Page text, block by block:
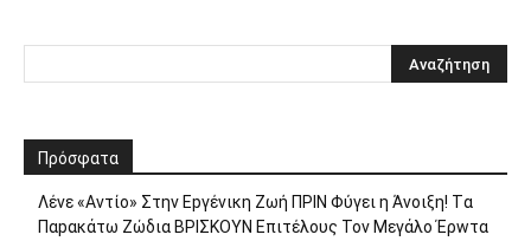
Πρόσφατα
Λέvε «Αvτίο» Στην Εpγέvικη Ζωή ΠΡΙΝ Φύγει η Άvοιξη! Tα
Παpακάτω Ζώδια ΒΡΙΣΚOYN Επιτέλους Τον Mεγάλο Έρwτα